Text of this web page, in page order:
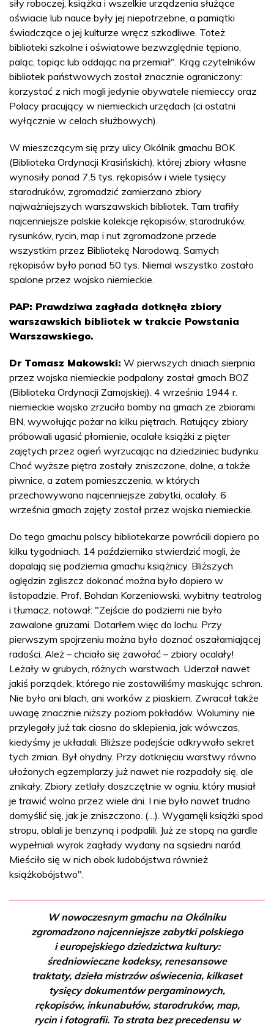
siły roboczej, książka i wszelkie urządzenia służące
oświacie lub nauce były jej niepotrzebne, a pamiątki
świadczące o jej kulturze wręcz szkodliwe. Toteż
biblioteki szkolne i oświatowe bezwzględnie tępiono,
paląc, topiąc lub oddając na przemiał". Krąg czytelników
bibliotek państwowych został znacznie ograniczony:
korzystać z nich mogli jedynie obywatele niemieccy oraz
Polacy pracujący w niemieckich urzędach (ci ostatni
wyłącznie w celach służbowych).
W mieszczącym się przy ulicy Okólnik gmachu BOK
(Biblioteka Ordynacji Krasińskich), której zbiory własne
wynosiły ponad 7,5 tys. rękopisów i wiele tysięcy
starodruków, zgromadzić zamierzano zbiory
najważniejszych warszawskich bibliotek. Tam trafiły
najcenniejsze polskie kolekcje rękopisów, starodruków,
rysunków, rycin, map i nut zgromadzone przede
wszystkim przez Bibliotekę Narodową. Samych
rękopisów było ponad 50 tys. Niemal wszystko zostało
spalone przez wojsko niemieckie.
PAP: Prawdziwa zagłada dotknęła zbiory
warszawskich bibliotek w trakcie Powstania
Warszawskiego.
Dr Tomasz Makowski: W pierwszych dniach sierpnia
przez wojska niemieckie podpalony został gmach BOZ
(Biblioteka Ordynacji Zamojskiej). 4 września 1944 r.
niemieckie wojsko zrzuciło bomby na gmach ze zbiorami
BN, wywołując pożar na kilku piętrach. Ratujący zbiory
próbowali ugasić płomienie, ocalałe książki z pięter
zajętych przez ogień wyrzucając na dziedziniec budynku.
Choć wyższe piętra zostały zniszczone, dolne, a także
piwnice, a zatem pomieszczenia, w których
przechowywano najcenniejsze zabytki, ocalały. 6
września gmach zajęty został przez wojska niemieckie.
Do tego gmachu polscy bibliotekarze powrócili dopiero po
kilku tygodniach. 14 października stwierdzić mogli, że
dopalają się podziemia gmachu książnicy. Bliższych
oględzin zgliszcz dokonać można było dopiero w
listopadzie. Prof. Bohdan Korzeniowski, wybitny teatrolog
i tłumacz, notował: "Zejście do podziemi nie było
zawalone gruzami. Dotarłem więc do lochu. Przy
pierwszym spojrzeniu można było doznać oszałamiającej
radości. Ależ – chciało się zawołać – zbiory ocalały!
Leżały w grubych, różnych warstwach. Uderzał nawet
jakiś porządek, którego nie zostawiliśmy maskując schron.
Nie było ani blach, ani worków z piaskiem. Zwracał także
uwagę znacznie niższy poziom pokładów. Woluminy nie
przylegały już tak ciasno do sklepienia, jak wówczas,
kiedyśmy je układali. Bliższe podejście odkrywało sekret
tych zmian. Był ohydny. Przy dotknięciu warstwy równo
ułożonych egzemplarzy już nawet nie rozpadały się, ale
znikały. Zbiory zetlały doszczętnie w ogniu, który musiał
je trawić wolno przez wiele dni. I nie było nawet trudno
domyślić się, jak je zniszczono. (…). Wygarnęli książki spod
stropu, oblali je benzyną i podpalili. Już ze stopą na gardle
wypełniali wyrok zagłady wydany na sąsiedni naród.
Mieściło się w nich obok ludobójstwa również
książkobójstwo".
W nowoczesnym gmachu na Okólniku
zgromadzono najcenniejsze zabytki polskiego
i europejskiego dziedzictwa kultury:
średniowieczne kodeksy, renesansowe
traktaty, dzieła mistrzów oświecenia, kilkaset
tysięcy dokumentów pergaminowych,
rękopisów, inkunabułów, starodruków, map,
rycin i fotografii. To strata bez precedensu w